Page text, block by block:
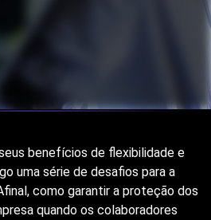
benefícios de flexibilidade e
uma série de desafios para a
como garantir a proteção dos
quando os colaboradores